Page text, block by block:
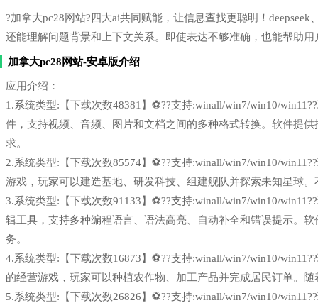
?加拿大pc28网站?四大ai共同赋能，让信息查找更聪明！
还能理解问题背景和上下文关系。即使表达不够准确，也能帮助
加拿大pc28网站-安卓版介绍
应用介绍：
1.系统类型:【下载次数48381】⚽??支持:winall/win7/win10/
件，支持视频、音频、图片和文档之间的多种格式转换。软件提
求。
2.系统类型:【下载次数85574】⚽??支持:winall/win7/win10/
游戏，玩家可以建造基地、研发科技、组建舰队并探索未知星球
3.系统类型:【下载次数91133】⚽??支持:winall/win7/win10/
辑工具，支持多种编程语言、语法高亮、自动补全和错误提示。
务。
4.系统类型:【下载次数16873】⚽??支持:winall/win7/win10/
的经营游戏，玩家可以种植农作物、加工产品并完成居民订单。
5.系统类型:【下载次数26826】⚽??支持:winall/win7/win10/